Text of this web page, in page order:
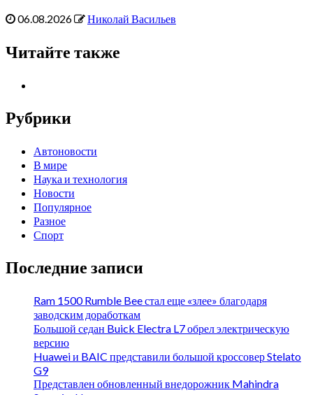
06.08.2026 Николай Васильев
Читайте также
Рубрики
Автоновости
В мире
Наука и технология
Новости
Популярное
Разное
Спорт
Последние записи
Ram 1500 Rumble Bee стал еще «злее» благодаря
заводским доработкам
Большой седан Buick Electra L7 обрел электрическую
версию
Huawei и BAIC представили большой кроссовер Stelato
G9
Представлен обновленный внедорожник Mahindra